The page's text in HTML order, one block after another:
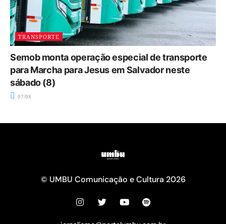
TRANSPORTE
Semob monta operação especial de transporte
para Marcha para Jesus em Salvador neste
sábado (8)
07/08
© UMBU Comunicação e Cultura 2026